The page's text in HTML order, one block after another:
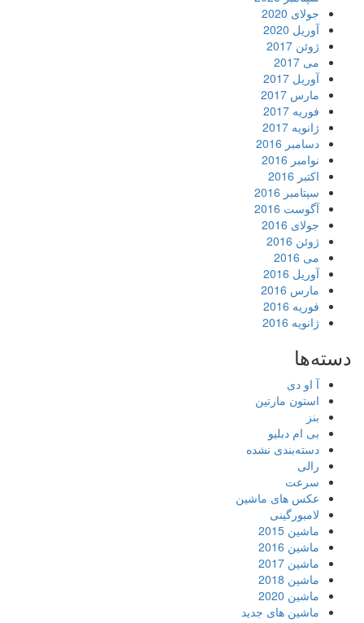
جولای 2020
آوریل 2020
ژوئن 2017
می 2017
آوریل 2017
مارس 2017
فوریه 2017
ژانویه 2017
دسامبر 2016
نوامبر 2016
اکتبر 2016
سپتامبر 2016
آگوست 2016
جولای 2016
ژوئن 2016
می 2016
آوریل 2016
مارس 2016
فوریه 2016
ژانویه 2016
دسته‌ها
آ او دی
استون مارتین
بنز
بی ام دبلیو
دسته‌بندی نشده
رالی
سرعت
عکس های ماشین
لامبورگینی
ماشین 2015
ماشین 2016
ماشین 2017
ماشین 2018
ماشین 2020
ماشین های جدید